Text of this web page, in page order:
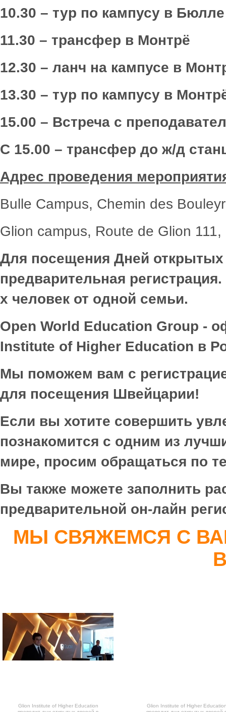
10.30 – тур по кампусу в Бюлле
11.30 – трансфер в Монтрё
12.30 – ланч на кампусе в
13.30 – тур по кампусу в
15.00 – Встреча с
C 15.00 – трансфер до ж/д
Адрес проведения
Bulle Campus, Chemin des
Glion campus, Route de Glion
Для посещения Дней
предварительная регистрация.
х человек от одной семьи.
Open World Education Group -
Institute of Higher Education в
Мы поможем вам с
для посещения Швейцарии!
Если вы хотите совершить
познакомится с одним из
мире, просим обращаться по
Вы также можете заполнить
предварительной он-лайн
МЫ СВЯЖЕМСЯ С
Glion Institute of Higher Education
Glion Institute of Higher